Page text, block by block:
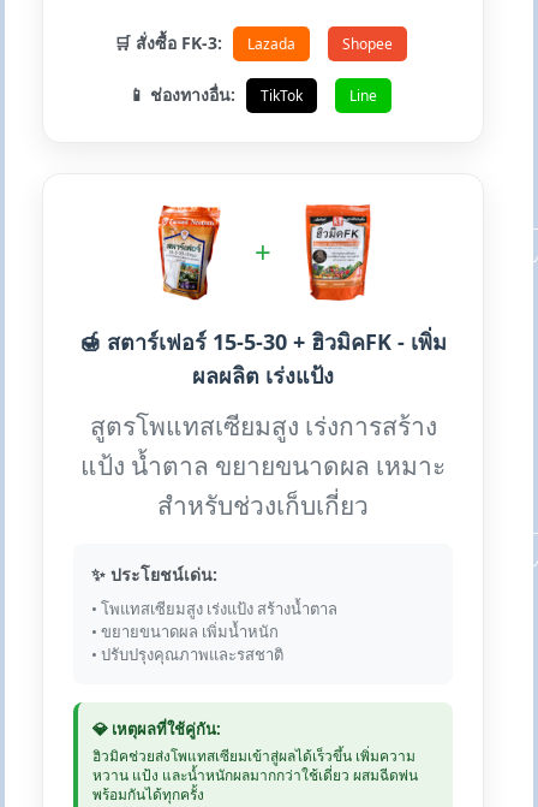
🛒 สั่งซื้อ FK-3: Lazada Shopee
📱 ช่องทางอื่น: TikTok Line
+
🍯 สตาร์เฟอร์ 15-5-30 + ฮิวมิคFK - เพิ่ม
ผลผลิต เร่งแป้ง
สูตรโพแทสเซียมสูง เร่งการสร้าง
แป้ง น้ำตาล ขยายขนาดผล เหมาะ
สำหรับช่วงเก็บเกี่ยว
✨ ประโยชน์เด่น:
• โพแทสเซียมสูง เร่งแป้ง สร้างน้ำตาล
• ขยายขนาดผล เพิ่มน้ำหนัก
• ปรับปรุงคุณภาพและรสชาติ
💎 เหตุผลที่ใช้คู่กัน:
ฮิวมิคช่วยส่งโพแทสเซียมเข้าสู่ผลได้เร็วขึ้น เพิ่มความ
หวาน แป้ง และน้ำหนักผลมากกว่าใช้เดี่ยว ผสมฉีดพ่น
พร้อมกันได้ทุกครั้ง